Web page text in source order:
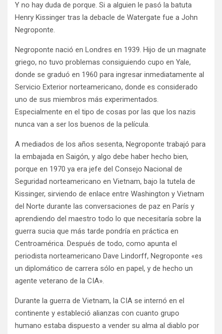
Y no hay duda de porque. Si a alguien le pasó la batuta
Henry Kissinger tras la debacle de Watergate fue a John
Negroponte.
Negroponte nació en Londres en 1939. Hijo de un magnate
griego, no tuvo problemas consiguiendo cupo en Yale,
donde se graduó en 1960 para ingresar inmediatamente al
Servicio Exterior norteamericano, donde es considerado
uno de sus miembros más experimentados.
Especialmente en el tipo de cosas por las que los nazis
nunca van a ser los buenos de la película.
A mediados de los años sesenta, Negroponte trabajó para
la embajada en Saigón, y algo debe haber hecho bien,
porque en 1970 ya era jefe del Consejo Nacional de
Seguridad norteamericano en Vietnam, bajo la tutela de
Kissinger, sirviendo de enlace entre Washington y Vietnam
del Norte durante las conversaciones de paz en París y
aprendiendo del maestro todo lo que necesitaría sobre la
guerra sucia que más tarde pondría en práctica en
Centroamérica. Después de todo, como apunta el
periodista norteamericano Dave Lindorff, Negroponte «es
un diplomático de carrera sólo en papel, y de hecho un
agente veterano de la CIA».
Durante la guerra de Vietnam, la CIA se internó en el
continente y estableció alianzas con cuanto grupo
humano estaba dispuesto a vender su alma al diablo por